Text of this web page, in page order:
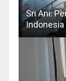
Sri Ani:
Indonesia